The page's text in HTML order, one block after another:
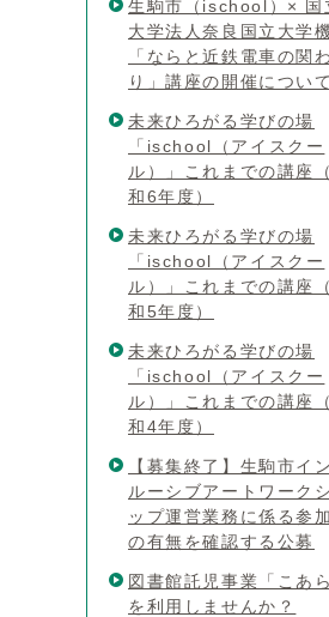
生駒市（ischool）× 国
大学法人奈良国立大学
「ならと近鉄電車の関わ
り」講座の開催について
未来ひろがる学びの場
「ischool（アイスクー
ル）」これまでの講座
和6年度）
未来ひろがる学びの場
「ischool（アイスクー
ル）」これまでの講座
和5年度）
未来ひろがる学びの場
「ischool（アイスクー
ル）」これまでの講座
和4年度）
【募集終了】生駒市イ
ルーシブアートワーク
ップ運営業務に係る参
の有無を確認する公募
図書館託児事業「こあら
を利用しませんか？